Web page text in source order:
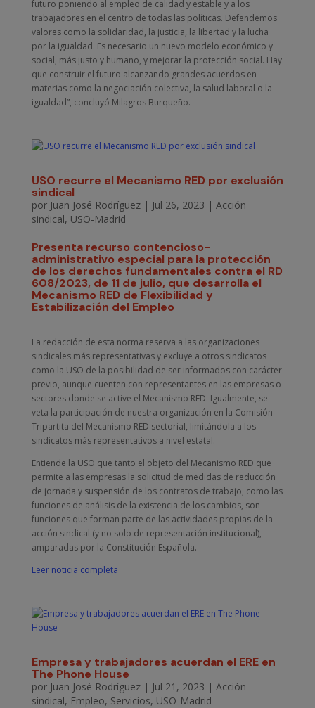
futuro poniendo al empleo de calidad y estable y a los
trabajadores en el centro de todas las políticas. Defendemos
valores como la solidaridad, la justicia, la libertad y la lucha
por la igualdad. Es necesario un nuevo modelo económico y
social, más justo y humano, y mejorar la protección social. Hay
que construir el futuro alcanzando grandes acuerdos en
materias como la negociación colectiva, la salud laboral o la
igualdad”, concluyó Milagros Burqueño.
USO recurre el Mecanismo RED por exclusión
sindical
por Juan José Rodríguez| Jul 26, 2023 | Acción
sindical, USO-Madrid
Presenta recurso contencioso-
administrativo especial para la protección
de los derechos fundamentales contra el RD
608/2023, de 11 de julio, que desarrolla el
Mecanismo RED de Flexibilidad y
Estabilización del Empleo
La redacción de esta norma reserva a las organizaciones
sindicales más representativas y excluye a otros sindicatos
como la USO de la posibilidad de ser informados con carácter
previo, aunque cuenten con representantes en las empresas o
sectores donde se active el Mecanismo RED. Igualmente, se
veta la participación de nuestra organización en la Comisión
Tripartita del Mecanismo RED sectorial, limitándola a los
sindicatos más representativos a nivel estatal.
Entiende la USO que tanto el objeto del Mecanismo RED que
permite a las empresas la solicitud de medidas de reducción
de jornada y suspensión de los contratos de trabajo, como las
funciones de análisis de la existencia de los cambios, son
funciones que forman parte de las actividades propias de la
acción sindical (y no solo de representación institucional),
amparadas por la Constitución Española.
Leer noticia completa
Empresa y trabajadores acuerdan el ERE en
The Phone House
por Juan José Rodríguez| Jul 21, 2023 | Acción
sindical, Empleo, Servicios, USO-Madrid